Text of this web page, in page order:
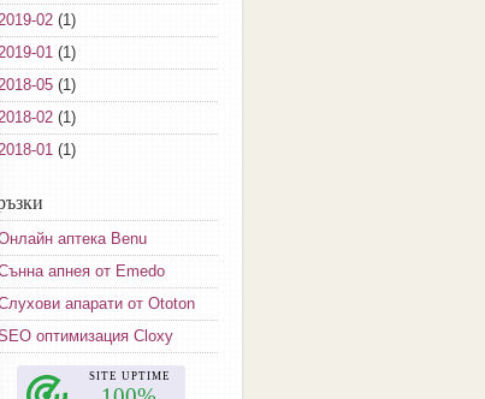
02 (1)
01 (1)
05 (1)
02 (1)
01 (1)
11
2017-10 (3)
2017-08(3)
2017-07(1)
06(2)
2017-05(4)
аптека Benu
апнея от Emedo
апарати от Ototon
оптимизация Cloxy